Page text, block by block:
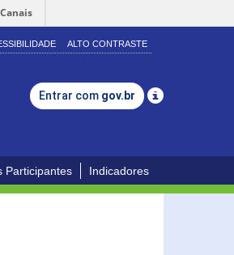
Canais
ALTO CONTRASTE
Entrar com gov.br
Participantes Indicadores